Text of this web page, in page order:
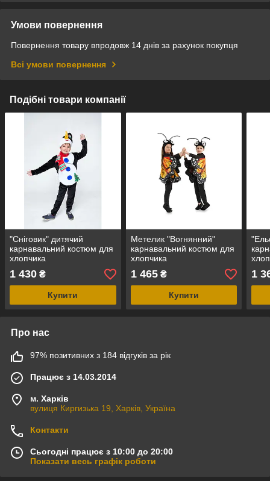
Умови повернення
Повернення товару впродовж 14 днів за рахунок покупця
Всі умови повернення
Подібні товари компанії
"Сніговик" дитячий
карнавальний костюм для
хлопчика
1 430 ₴
Купити
Метелик "Вогнянний"
карнавальний костюм для
хлопчика
1 465₴
Купити
1
Про нас
97% позитивних з 184 відгуків за рік
Працює з 14.03.2014
м. Харків
вулиця Киргизька 19, Харків, Україна
Контакти
Сьогодні працює з 10:00 до 20:00
Показати весь графік роботи